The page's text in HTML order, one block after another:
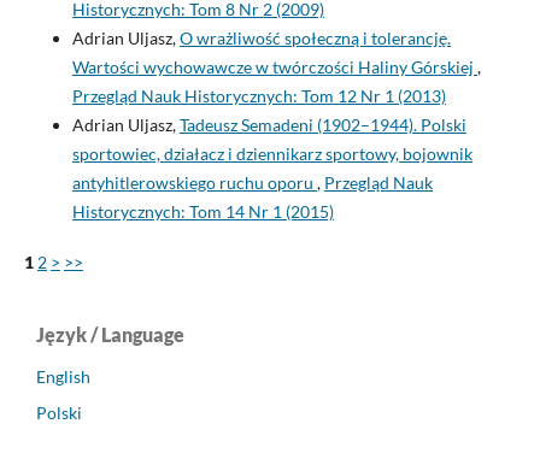
Historycznych: Tom 8 Nr 2 (2009)
Adrian Uljasz,O wrażliwość społeczną i tolerancję.
Wartości wychowawcze w twórczości Haliny Górskiej ,
Przegląd Nauk Historycznych: Tom 12 Nr 1 (2013)
Adrian Uljasz,Tadeusz Semadeni (1902–1944). Polski
sportowiec, działacz i dziennikarz sportowy, bojownik
antyhitlerowskiego ruchu oporu , Przegląd Nauk
Historycznych: Tom 14 Nr 1 (2015)
1 2 > >>
Język / Language
English
Polski